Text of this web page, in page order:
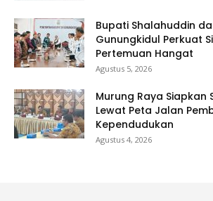
Bupati Shalahuddin
Gunungkidul Perkuat
Pertemuan Hangat
Agustus 5, 2026
Murung Raya Siapkan
Lewat Peta Jalan
Kependudukan
Agustus 4, 2026